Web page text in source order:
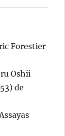
Forestier
Oshii
de